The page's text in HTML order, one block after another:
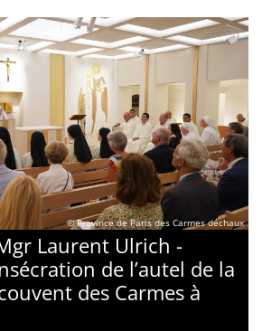
© Province de Paris des Carmes déchaux
Laurent Ulrich -
de l’autel de la
des Carmes à